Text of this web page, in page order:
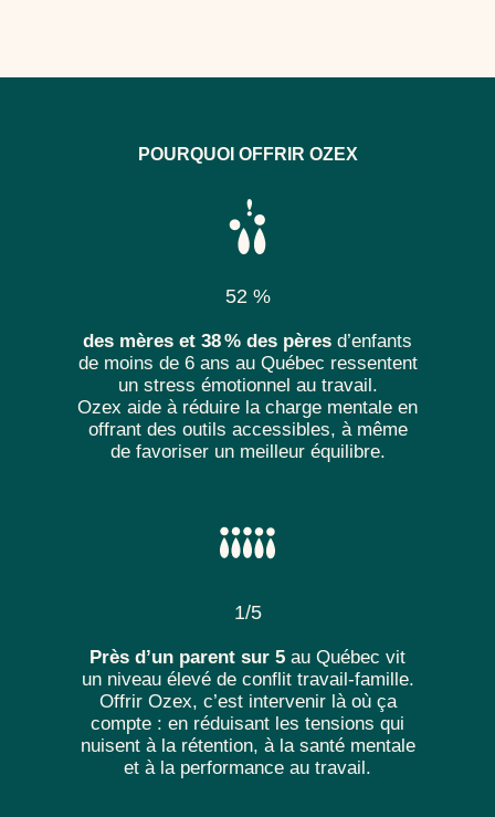
POURQUOI OFFRIR OZEX
52 %
des mères et 38 % des pères d’enfants
de moins de 6 ans au Québec ressentent
un stress émotionnel au travail.
Ozex aide à réduire la charge mentale en
offrant des outils accessibles, à même
de favoriser un meilleur équilibre.
1/5
Près d’un parent sur 5 au Québec vit
un niveau élevé de conflit travail-famille.
Offrir Ozex, c’est intervenir là où ça
compte : en réduisant les tensions qui
nuisent à la rétention, à la santé mentale
et à la performance au travail.